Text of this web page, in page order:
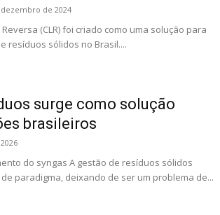
dezembro de 2024
(CLR) foi criado como uma solução para
resíduos sólidos no Brasil....
surge como solução
brasileiros
do syngas A gestão de resíduos sólidos
paradigma, deixando de ser um problema de...